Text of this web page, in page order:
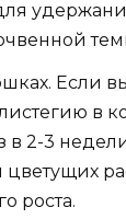
Если
в
в 2-3
роста.